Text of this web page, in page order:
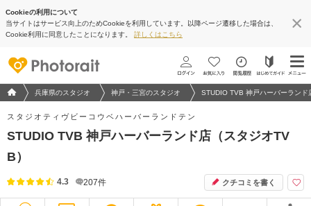
Cookieの利用について
当サイトはサービス向上のためCookieを利用しています。以降ページ遷移した場合は、
Cookie利用に同意したことになります。 詳しくはこちら
フォトウエディング/結婚写真のPhotorait ホーム
兵庫県のスタジオ 神戸・三宮のスタジオ STUDIO TVB 神戸ハーバーランド
スタジオティヴビーコウベハーバーランドテン
STUDIO TVB 神戸ハーバーランド店（スタジオTV
B）
4.3 207件 クチコミを書く
地図アプリで見る